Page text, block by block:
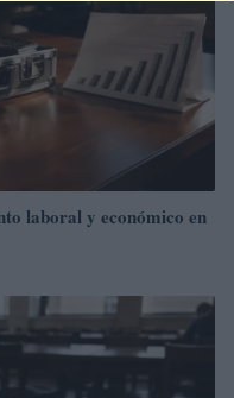
laboral y económico en